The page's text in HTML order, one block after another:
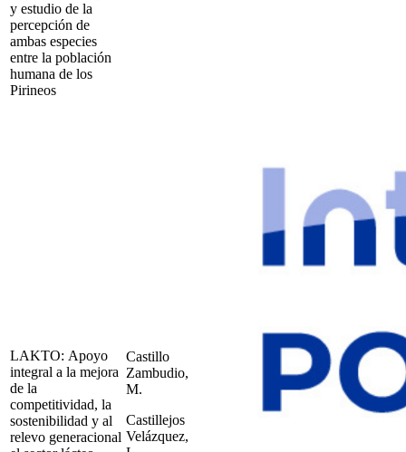
y estudio de la
percepción de
ambas especies
entre la población
humana de los
Pirineos
LAKTO: Apoyo
integral a la mejora
de la
competitividad, la
sostenibilidad y al
relevo generacional
Castillo
Zambudio,
M.
Castillejos
Velázquez,